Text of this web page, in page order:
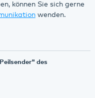
können Sie sich gerne
wenden.
des